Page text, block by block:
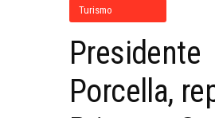
Turismo
Porcella,